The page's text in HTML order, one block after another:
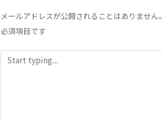
メールアドレスが公開されることはありません。
必須項目です